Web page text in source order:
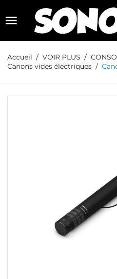

Accueil VOIR PLUS
Canons vides électriques